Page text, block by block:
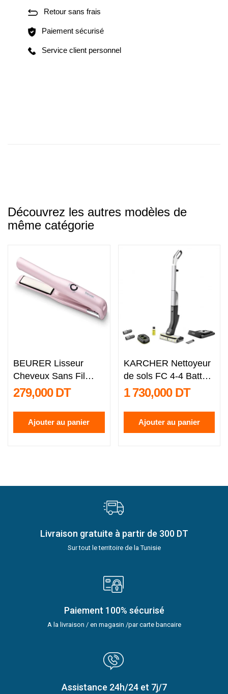
Retour sans frais
Paiement sécurisé
Service client personnel
Découvrez les autres modèles de
même catégorie
BEURER Lisseur
Cheveux Sans Fil
HS20 Rose
279,000 DT
Ajouter au panier
KARCHER Nettoyeur
de sols FC 4-4 Battery
Set
1 730,000 DT
Ajouter au panier
Livraison gratuite à partir de 300 DT
Sur tout le territoire de la Tunisie
Paiement 100% sécurisé
A la livraison / en magasin /par carte bancaire
Assistance 24h/24 et 7j/7